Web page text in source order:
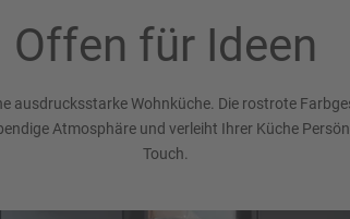
Offen für Ideen
ausdrucksstarke Wohnküche. Die rostrote
Atmosphäre und verleiht Ihrer Küche
Touch.